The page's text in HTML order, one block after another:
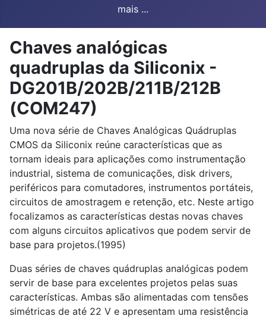
mais ...
Chaves analógicas
quadruplas da Siliconix -
DG201B/202B/211B/212B
(COM247)
Uma nova série de Chaves Analógicas Quádruplas
CMOS da Siliconix reúne características que as
tornam ideais para aplicações como instrumentação
industrial, sistema de comunicações, disk drivers,
periféricos para comutadores, instrumentos portáteis,
circuitos de amostragem e retenção, etc. Neste artigo
focalizamos as características destas novas chaves
com alguns circuitos aplicativos que podem servir de
base para projetos.(1995)
Duas séries de chaves quádruplas analógicas podem
servir de base para excelentes projetos pelas suas
características. Ambas são alimentadas com tensões
simétricas de até 22 V e apresentam uma resistência